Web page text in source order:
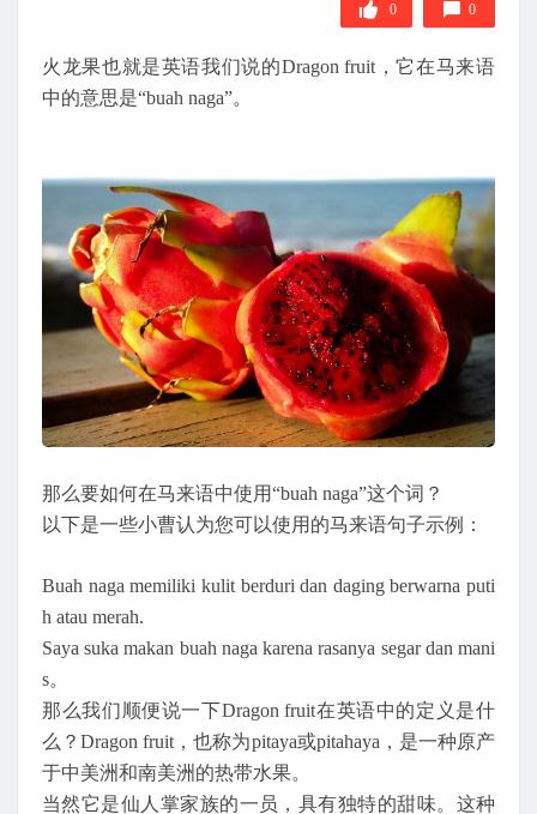
0 0
火龙果也就是英语我们说的Dragon fruit，它在马来语
中的意思是“buah naga”。
那么要如何在马来语中使用“buah naga”这个词？
以下是一些小曹认为您可以使用的马来语句子示例：
Buah naga memiliki kulit berduri dan daging berwarna puti
h atau merah.
Saya suka makan buah naga karena rasanya segar dan mani
s。
那么我们顺便说一下Dragon fruit在英语中的定义是什
么？Dragon fruit，也称为pitaya或pitahaya，是一种原产
于中美洲和南美洲的热带水果。
当然它是仙人掌家族的一员，具有独特的甜味。这种